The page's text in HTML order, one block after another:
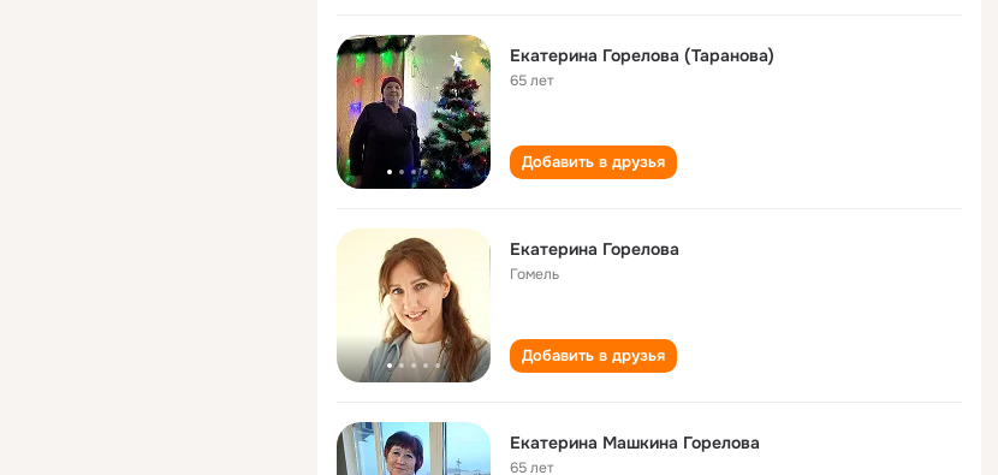
Екатерина Горелова (Таранова)
65 лет
Добавить в друзья
Екатерина Горелова
Гомель
Добавить в друзья
Екатерина Машкина Горелова
65 лет